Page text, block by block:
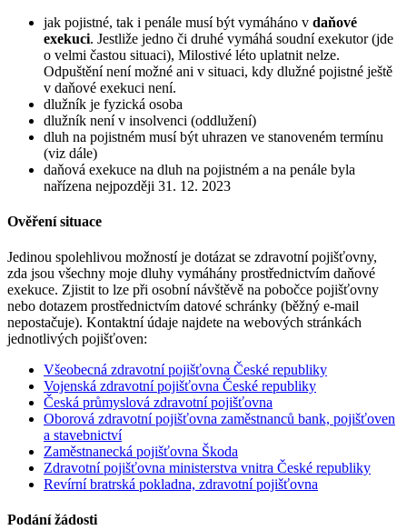
jak pojistné, tak i penále musí být vymáháno v daňové
exekuci. Jestliže jedno či druhé vymáhá soudní exekutor (jde
o velmi častou situaci), Milostivé léto uplatnit nelze.
Odpuštění není možné ani v situaci, kdy dlužné pojistné ještě
v daňové exekuci není.
dlužník je fyzická osoba
dlužník není v insolvenci (oddlužení)
dluh na pojistném musí být uhrazen ve stanoveném termínu
(viz dále)
daňová exekuce na dluh na pojistném a na penále byla
nařízena nejpozději 31. 12. 2023
Ověření situace
Jedinou spolehlivou možností je dotázat se zdravotní pojišťovny,
zda jsou všechny moje dluhy vymáhány prostřednictvím daňové
exekuce. Zjistit to lze při osobní návštěvě na pobočce pojišťovny
nebo dotazem prostřednictvím datové schránky (běžný e-mail
nepostačuje). Kontaktní údaje najdete na webových stránkách
jednotlivých pojišťoven:
Všeobecná zdravotní pojišťovna České republiky
Vojenská zdravotní pojišťovna České republiky
Česká průmyslová zdravotní pojišťovna
Oborová zdravotní pojišťovna zaměstnanců bank, pojišťoven
a stavebnictví
Zaměstnanecká pojišťovna Škoda
Zdravotní pojišťovna ministerstva vnitra České republiky
Revírní bratrská pokladna, zdravotní pojišťovna
Podání žádosti